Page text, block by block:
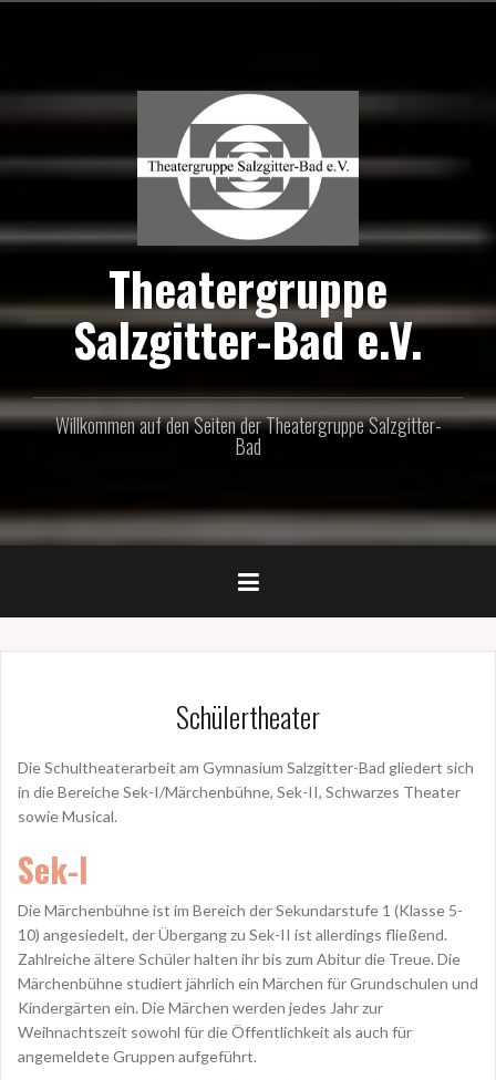
Theatergruppe
Salzgitter-Bad e.V.
Willkommen auf den Seiten der Theatergruppe Salzgitter-
Bad
Schülertheater
Die Schultheaterarbeit am Gymnasium Salzgitter-Bad gliedert sich
in die Bereiche Sek-I/Märchenbühne, Sek-II, Schwarzes Theater
sowie Musical.
Sek-I
Die Märchenbühne ist im Bereich der Sekundarstufe 1 (Klasse 5-
10) angesiedelt, der Übergang zu Sek-II ist allerdings fließend.
Zahlreiche ältere Schüler halten ihr bis zum Abitur die Treue. Die
Märchenbühne studiert jährlich ein Märchen für Grundschulen und
Kindergärten ein. Die Märchen werden jedes Jahr zur
Weihnachtszeit sowohl für die Öffentlichkeit als auch für
angemeldete Gruppen aufgeführt.